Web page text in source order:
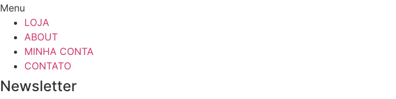
Menu
LOJA
ABOUT
MINHA CONTA
CONTATO
Newsletter